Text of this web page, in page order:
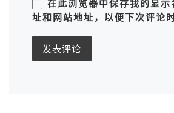
在此浏览器中保存我的显示
址和网站地址，以便下次评论